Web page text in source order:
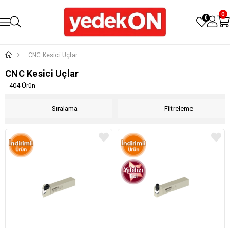
0 0
CNC Kesici Uçlar
CNC Kesici Uçlar
Filtreleme
Sıralama
404 Ürün